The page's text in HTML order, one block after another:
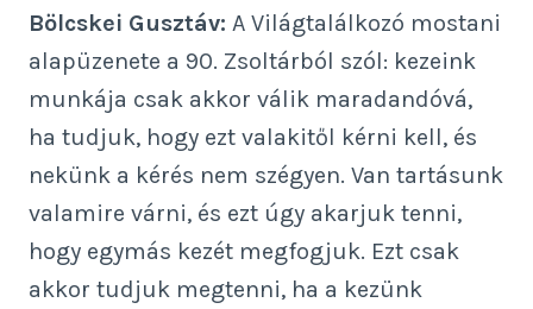
Bölcskei Gusztáv: A Világtalálkozó mostani
alapüzenete a 90. Zsoltárból szól: kezeink
munkája csak akkor válik maradandóvá,
ha tudjuk, hogy ezt valakitől kérni kell, és
nekünk a kérés nem szégyen. Van tartásunk
valamire várni, és ezt úgy akarjuk tenni,
hogy egymás kezét megfogjuk. Ezt csak
akkor tudjuk megtenni, ha a kezünk